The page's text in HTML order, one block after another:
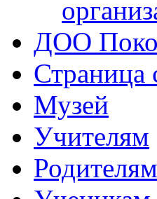
ДОО
Страница
Музей
Учителям
Родителям